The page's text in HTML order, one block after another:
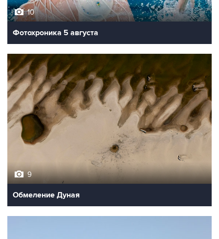
10
Фотохроника 5 августа
9
Обмеление Дуная